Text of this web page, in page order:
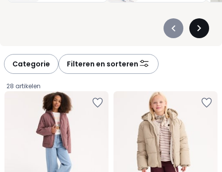
Précédent
Categorie Filteren en sorteren
28 artikelen